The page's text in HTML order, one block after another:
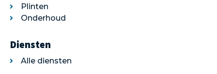
Plinten
Onderhoud
Diensten
Alle diensten